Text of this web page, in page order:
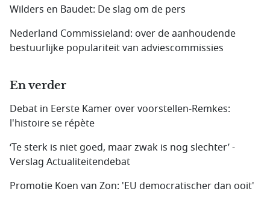
Wilders en Baudet: De slag om de pers
Nederland Commissieland: over de aanhoudende
bestuurlijke populariteit van adviescommissies
En verder
Debat in Eerste Kamer over voorstellen-Remkes:
l'histoire se répète
‘Te sterk is niet goed, maar zwak is nog slechter’ -
Verslag Actualiteitendebat
Promotie Koen van Zon: 'EU democratischer dan ooit'